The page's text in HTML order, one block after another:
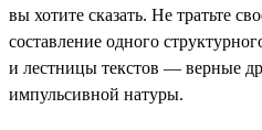
вы хотите сказать. Не тратьте
составление одного
и лестницы текстов — верные
импульсивной натуры.